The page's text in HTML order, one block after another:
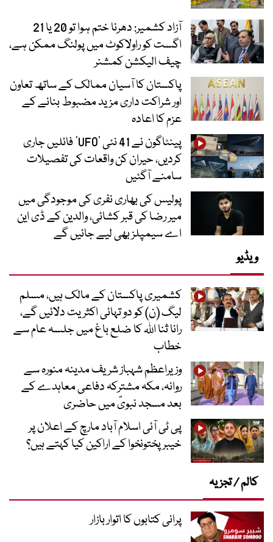
آزاد کشمیر: دھرنا ختم ہوا تو 20 یا 21
اگست کو راولاکوٹ میں پولنگ ممکن ہے،
چیف الیکشن کمشنر
پاکستان کا آسیان ممالک کے ساتھ تعاون
اور شراکت داری مزید مضبوط بنانے کے
عزم کا اعادہ
پینٹاگون نے 41 نئی ’UFO‘ فائلیں جاری
کردیں، حیران کن واقعات کی تفصیلات
سامنے آگئیں
پولیس کی بھاری نفری کی موجودگی میں
میر رضا کی قبر کشائی، والدین کے ڈی این
اے سیمپلز بھی لیے جائیں گے
ویڈیو
کشمیری پاکستان کے مالک ہیں، مسلم
لیگ (ن) کو دو تہائی اکثریت دلائیں گے،
رانا ثنا اللہ کا ضلع باغ میں جلسہ عام سے
خطاب
وزیراعظم شہباز شریف مدینہ منورہ سے
روانہ، مکہ مشترکہ دفاعی معاہدے کے
بعد مسجد نبویؐ میں حاضری
پی ٹی آئی اسلام آباد مارچ کے اعلان پر
خیبر پختونخوا کے اراکین کیا کہتے ہیں؟
کالم / تجزیہ
پرانی کتابوں کا اتوار بازار